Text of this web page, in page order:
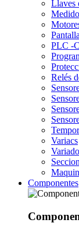
Llaves
PLC -
Relés
Variacs
Componentes